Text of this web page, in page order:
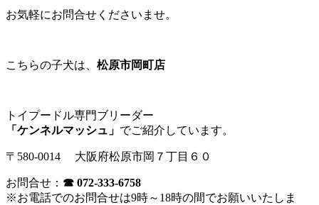
お気軽にお問合せくださいませ。
こちらの子犬は、 松原市岡町店
トイプードル専門ブリーダー
「ケンネルマッシュ」 でご紹介しています。
〒580-0014 大阪府松原市岡７丁目６０
お問合せ： ☎ 072-333-6758
※お電話でのお問合せは9時～18時の間でお願いいたしま